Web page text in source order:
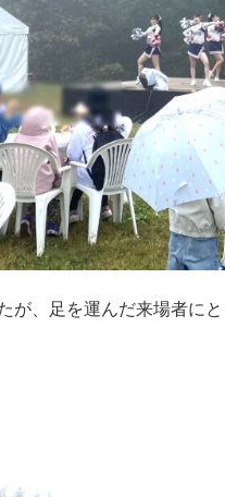
が、足を運んだ来場者に